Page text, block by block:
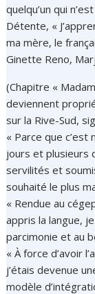
quelqu’un qui
Détente, «
ma mère, le
Ginette Reno,
(Chapitre «
deviennent
sur la Rive-Sud,
« Parce que c’est
jours et plusieurs
servilités et
souhaité le plus
« Rendue au
appris la langue,
parcimonie et au
« À force d’avoir
j’étais devenue
modèle